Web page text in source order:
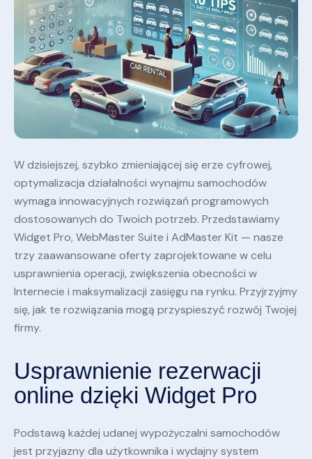
W dzisiejszej, szybko zmieniającej się erze cyfrowej,
optymalizacja działalności wynajmu samochodów
wymaga innowacyjnych rozwiązań programowych
dostosowanych do Twoich potrzeb. Przedstawiamy
Widget Pro, WebMaster Suite i AdMaster Kit — nasze
trzy zaawansowane oferty zaprojektowane w celu
usprawnienia operacji, zwiększenia obecności w
Internecie i maksymalizacji zasięgu na rynku. Przyjrzyjmy
się, jak te rozwiązania mogą przyspieszyć rozwój Twojej
firmy.
Usprawnienie rezerwacji
online dzięki Widget Pro
Podstawą każdej udanej wypożyczalni samochodów
jest przyjazny dla użytkownika i wydajny system